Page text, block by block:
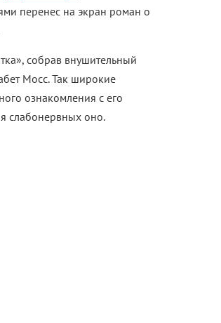
перенес на экран роман о
собрав внушительный
Мосс. Так широкие
ознакомления с его
слабонервных оно.